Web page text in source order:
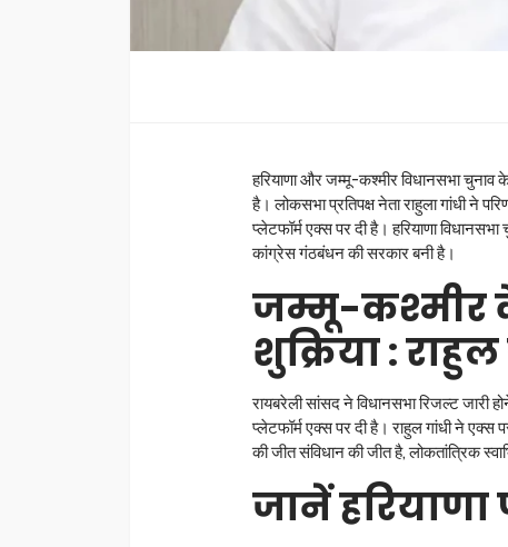
हरियाणा और जम्मू-कश्मीर विधानसभा चुनाव
है। लोकसभा प्रतिपक्ष नेता राहुला गांधी ने
प्लेटफॉर्म एक्स पर दी है। हरियाणा
कांग्रेस गंठबंधन की सरकार बनी है।
जम्मू-कश्मीर
शुक्रिया :
रायबरेली सांसद ने विधानसभा रिजल्ट जारी
प्लेटफॉर्म एक्स पर दी है। राहुल गांधी ने
की जीत संविधान की जीत है, लोकतांत्रिक
जानें हरियाणा